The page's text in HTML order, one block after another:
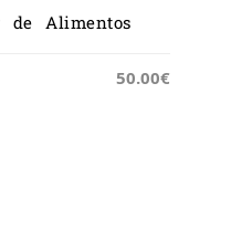
de Alimentos
50.00€